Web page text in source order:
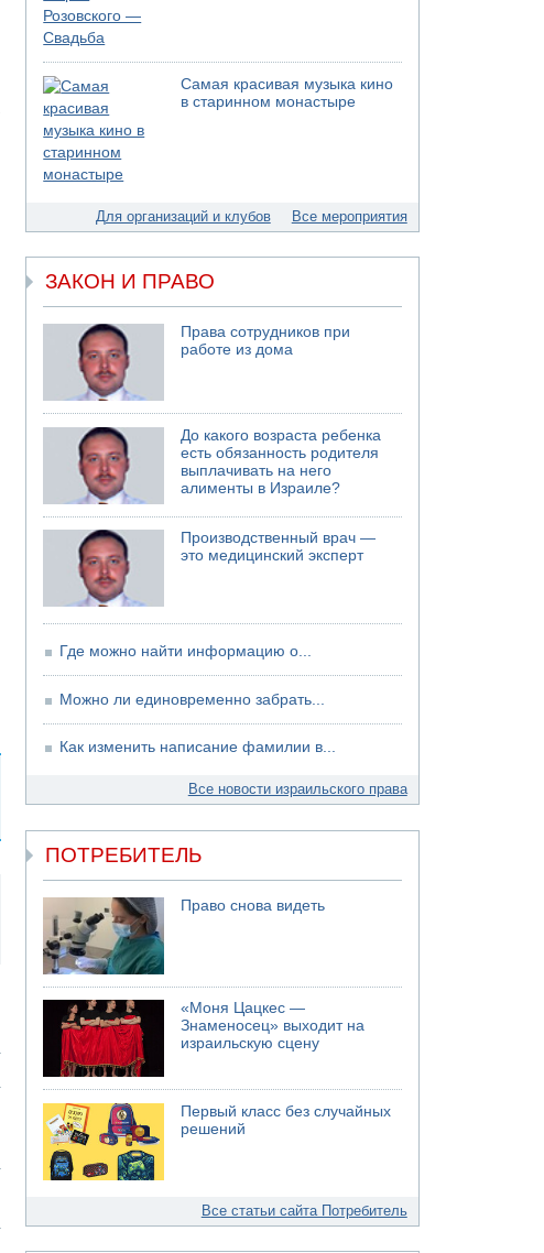
07.08.2026 08:29
В Бат-Яме утонул мужчина
07.08.2026 08:29
Стрельба в школе Таиланда
07.08.2026 06:47
Недалеко от Бейт-Шемеша погиб
велосипедист
07.08.2026 06:24
хуситов
И еще иранские агенты
06.08.2026 13:13
Арестованы двое подозреваемых в стрельбе
по электрической компании
06.08.2026 13:07
Возле Кирьят-Арбы пожар на местности
06.08.2026 12:06
США не будут давить на Израиль в вопросе
Ливана
06.08.2026 11:41
Трое подростков ограбили сексшоп в Холоне
Самая красивая музыка кино
в старинном монастыре
Для организаций и клубов Все мероприятия
ЗАКОН И ПРАВО
Права сотрудников при
работе из дома
До какого возраста ребенка
есть обязанность родителя
выплачивать на него
алименты в Израиле?
Производственный врач —
это медицинский эксперт
Где можно найти информацию о...
Можно ли единовременно забрать...
Как изменить написание фамилии в...
Все новости израильского права
ПОТРЕБИТЕЛЬ
Право снова видеть
«Моня Цацкес —
Знаменосец» выходит на
израильскую сцену
Первый класс без случайных
решений
Все статьи сайта Потребитель